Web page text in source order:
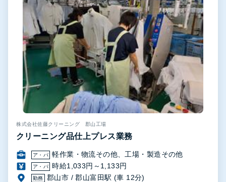
株式会社佐藤クリーニング 郡山工場
クリーニング品仕上プレス業務
ア・パ 軽作業・物流その他、工場・製造その他
ア・パ 時給1,033円～1,133円
勤務 郡山市 / 郡山富田駅 (車 12分)